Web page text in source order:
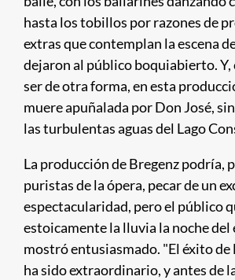
hasta los tobillos por razones de
extras que contemplan la escena
dejaron al público boquiabierto. Y,
ser de otra forma, en esta
muere apuñalada por Don José,
las turbulentas aguas del Lago
La producción de Bregenz podría,
puristas de la ópera, pecar de un
espectacularidad, pero el público
estoicamente la lluvia la noche del
mostró entusiasmado. "El éxito de
ha sido extraordinario, y antes de